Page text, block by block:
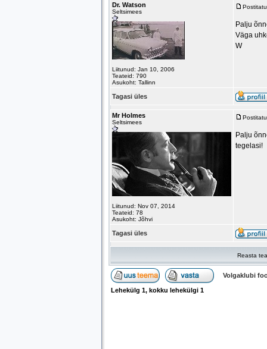
Dr. Watson
Seltsimees
Liitunud: Jan 10, 2006
Teateid: 790
Asukoht: Tallinn
Palju
Väga
W
Tagasi üles
Mr Holmes
Seltsimees
Liitunud: Nov 07, 2014
Teateid: 78
Asukoht: Jõhvi
Palju
tegelasi!
Tagasi üles
Reasta
Volgaklubi
Lehekülg 1, kokku lehekülgi 1